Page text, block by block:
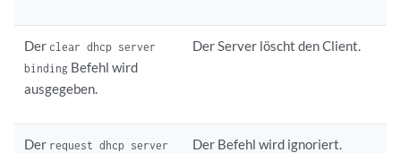
Derclear dhcp server
binding Befehl wird
ausgegeben.
Der Server löscht den Client.
Der request dhcp server
Der Befehl wird ignoriert.